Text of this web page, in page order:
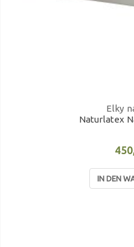
Elky
Naturlatex
IN DEN